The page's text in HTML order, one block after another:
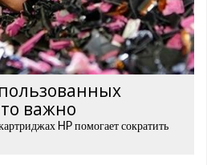
важно
HP помогает сократить